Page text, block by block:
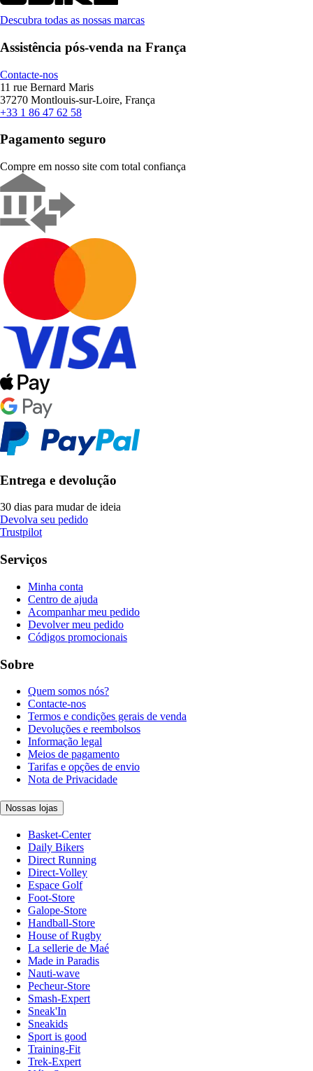
Descubra todas as nossas marcas
Assistência pós-venda na França
Contacte-nos
11 rue Bernard Maris
37270 Montlouis-sur-Loire, França
+33 1 86 47 62 58
Pagamento seguro
Compre em nosso site com total confiança
Entrega e devolução
30 dias para mudar de ideia
Devolva seu pedido
Trustpilot
Serviços
Minha conta
Centro de ajuda
Acompanhar meu pedido
Devolver meu pedido
Códigos promocionais
Sobre
Quem somos nós?
Contacte-nos
Termos e condições gerais de venda
Devoluções e reembolsos
Informação legal
Meios de pagamento
Tarifas e opções de envio
Nota de Privacidade
Nossas lojas
Basket-Center
Daily Bikers
Direct Running
Direct-Volley
Espace Golf
Foot-Store
Galope-Store
Handball-Store
House of Rugby
La sellerie de Maé
Made in Paradis
Nauti-wave
Pecheur-Store
Smash-Expert
Sneak'In
Sneakids
Sport is good
Training-Fit
Trek-Expert